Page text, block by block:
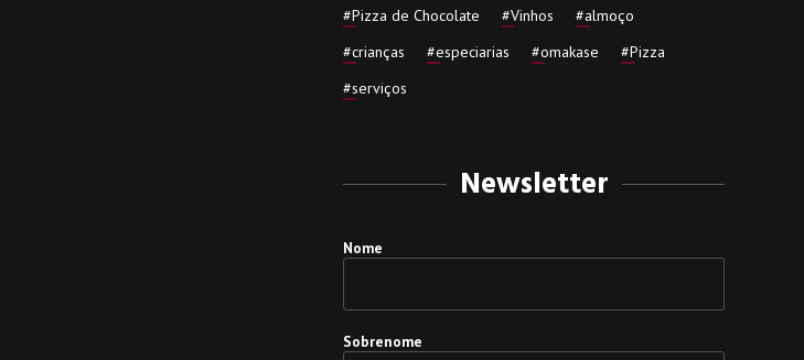
#Pizza de Chocolate #Vinhos #almoço
#crianças #especiarias #omakase #Pizza
#serviços
Newsletter
Nome
Sobrenome